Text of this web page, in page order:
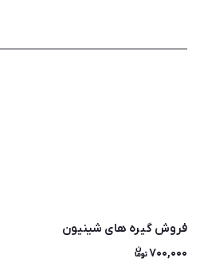
فروش گیره های شینیون
۷۰۰,۰۰۰